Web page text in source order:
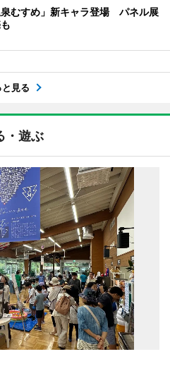
むすめ」新キャラ登場 パネル展
と見る
・遊ぶ